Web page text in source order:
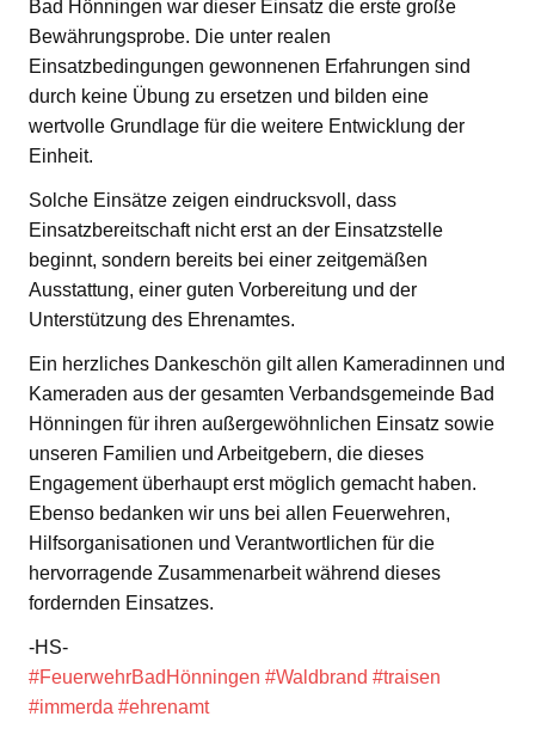
Bad Hönningen war dieser Einsatz die erste große
Bewährungsprobe. Die unter realen
Einsatzbedingungen gewonnenen Erfahrungen sind
durch keine Übung zu ersetzen und bilden eine
wertvolle Grundlage für die weitere Entwicklung der
Einheit.
Solche Einsätze zeigen eindrucksvoll, dass
Einsatzbereitschaft nicht erst an der Einsatzstelle
beginnt, sondern bereits bei einer zeitgemäßen
Ausstattung, einer guten Vorbereitung und der
Unterstützung des Ehrenamtes.
Ein herzliches Dankeschön gilt allen Kameradinnen und
Kameraden aus der gesamten Verbandsgemeinde Bad
Hönningen für ihren außergewöhnlichen Einsatz sowie
unseren Familien und Arbeitgebern, die dieses
Engagement überhaupt erst möglich gemacht haben.
Ebenso bedanken wir uns bei allen Feuerwehren,
Hilfsorganisationen und Verantwortlichen für die
hervorragende Zusammenarbeit während dieses
fordernden Einsatzes.
-HS-
#FeuerwehrBadHönningen #Waldbrand #traisen
#immerda #ehrenamt